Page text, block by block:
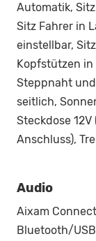
Automatik,
Sitz Fahrer in
einstellbar,
Kopfstützen
Steppnaht
seitlich,
Steckdose
Anschluss),
Audio
Aixam
Bluetooth/